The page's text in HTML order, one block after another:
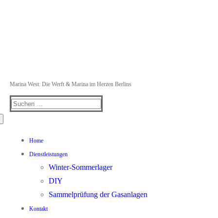
Marina West: Die Werft & Marina im Herzen Berlins
Suchen
Home
Dienstleistungen
Winter-Sommerlager
DIY
Sammelprüfung der Gasanlagen
Kontakt